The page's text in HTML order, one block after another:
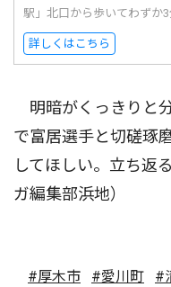
駅」北口から歩いてわずか
詳しくはこちら
明暗がくっきりと
で富居選手と切磋琢
してほしい。立ち返
ガ編集部浜地）
#厚木市 #愛川町 #